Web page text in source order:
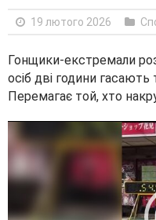
19 лютого 2026
Гонщики-екстремали
осіб дві години
Перемагає той, хто
V
e